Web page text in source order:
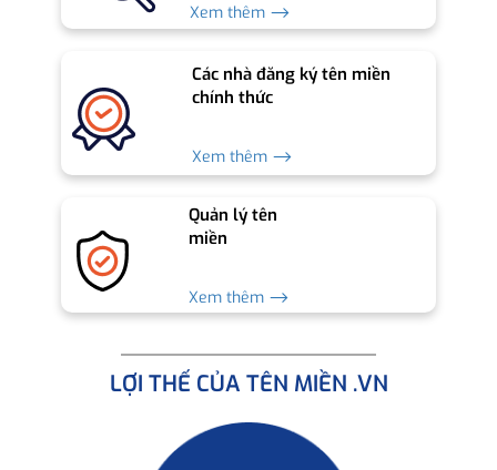
Xem thêm ⟶
Các nhà đăng ký tên miền
chính thức
Xem thêm ⟶
Quản lý tên
miền
Xem thêm ⟶
LỢI THẾ CỦA TÊN MIỀN .VN